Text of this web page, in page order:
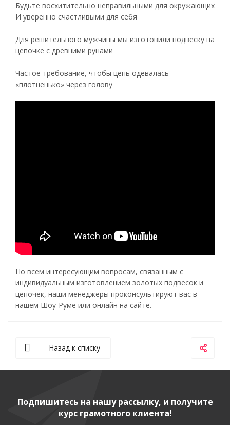
Будьте восхитительно неправильными для окружающих
И уверенно счастливыми для себя
Для решительного мужчины мы изготовили подвеску на
цепочке с древними рунами
Частое требование, чтобы цепь одевалась
«плотненько» через голову
По всем интересующим вопросам, связанным с
индивидуальным изготовлением золотых подвесок и
цепочек, наши менеджеры проконсультируют вас в
нашем Шоу-Руме или онлайн на сайте.
Назад к списку
Подпишитесь на нашу рассылку, и получите
курс грамотного клиента!